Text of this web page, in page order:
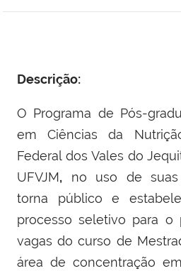
Descrição:
O Programa de Pós-
em Ciências da
Federal dos Vales do
UFVJM, no uso de suas
torna público e
processo seletivo para o
vagas do curso de
área de concentração